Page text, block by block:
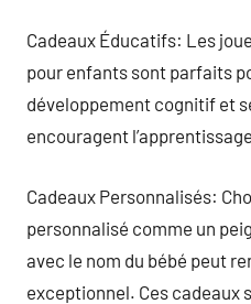
Cadeaux Éducatifs: Les
pour enfants sont parfaits
développement cognitif et
encouragent
Cadeaux Personnalisés:
personnalisé comme un
avec le nom du bébé peut
exceptionnel. Ces cadeaux